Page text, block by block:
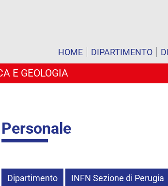
HOME DIPARTIMENTO
E GEOLOGIA
Personale
Dipartimento INFN Sezione di Perugia